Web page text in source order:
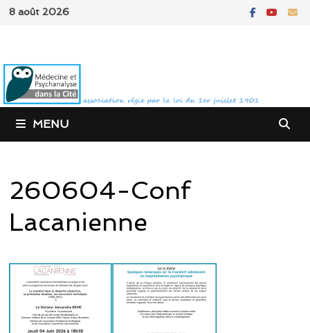
Passer
8 août 2026
MENU
260604-Conf
Lacanienne